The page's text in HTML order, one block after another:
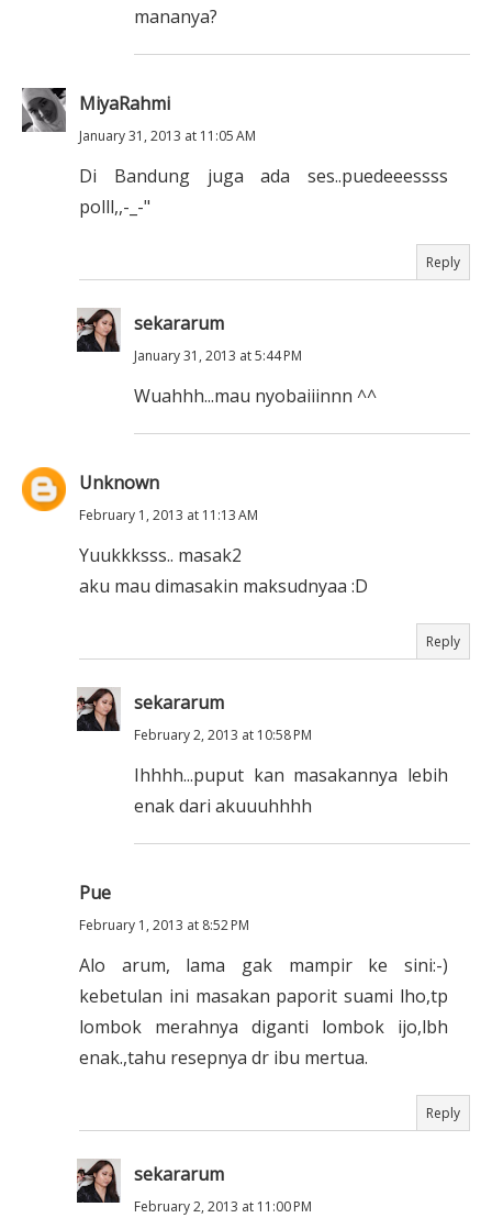
mananya?
MiyaRahmi
January 31, 2013 at 11:05 AM
Di Bandung juga ada ses..puedeeessss
polll,,-_-"
Reply
sekararum
January 31, 2013 at 5:44 PM
Wuahhh...mau nyobaiiinnn ^^
Unknown
February 1, 2013 at 11:13 AM
Yuukkksss.. masak2
aku mau dimasakin maksudnyaa :D
Reply
sekararum
February 2, 2013 at 10:58 PM
Ihhhh...puput kan masakannya lebih
enak dari akuuuhhhh
Pue
February 1, 2013 at 8:52 PM
Alo arum, lama gak mampir ke sini:-)
kebetulan ini masakan paporit suami lho,tp
lombok merahnya diganti lombok ijo,lbh
enak.,tahu resepnya dr ibu mertua.
Reply
sekararum
February 2, 2013 at 11:00 PM